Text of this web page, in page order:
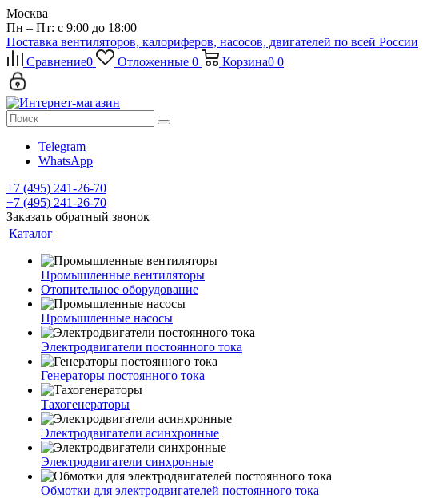
Москва
Пн – Пт: с 9:00 до 18:00
Поставка вентиляторов, калориферов, насосов, двигателей по всей России
Сравнение0 Отложенные 0 Корзина0 0
Telegram
WhatsApp
+7 (495) 241-26-70
+7 (495) 241-26-70
Заказать обратный звонок
Каталог
Промышленные вентиляторы
Отопительное оборудование
Промышленные насосы
Электродвигатели постоянного тока
Генераторы постоянного тока
Тахогенераторы
Электродвигатели асинхронные
Электродвигатели синхронные
Обмотки для электродвигателей постоянного тока